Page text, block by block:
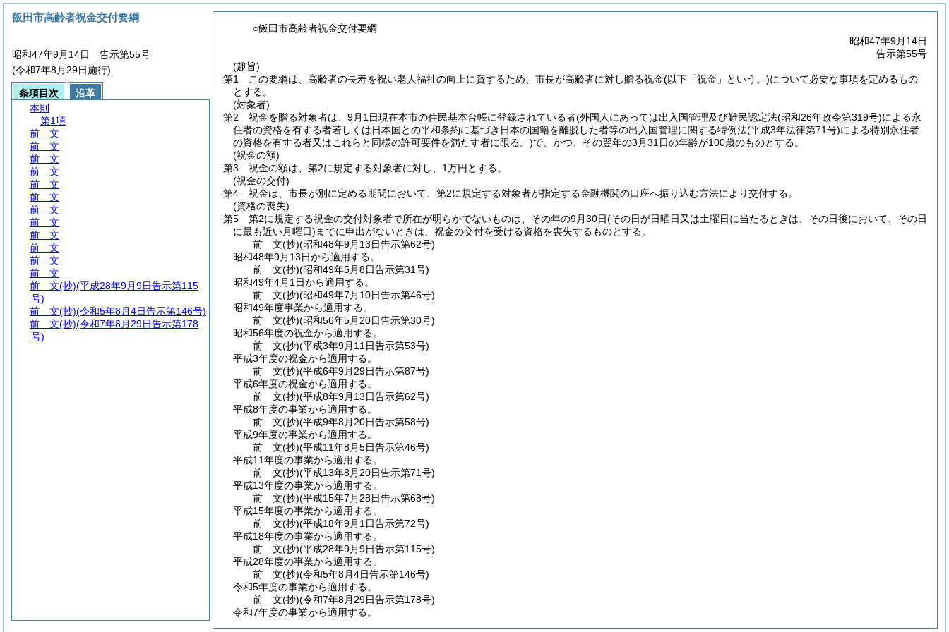
○飯田市高齢者祝金交付要綱
昭和47年9月14日
告示第55号
(趣旨)
第1 この要綱は、高齢者の長寿を祝い老人福祉の向上に資するため、市長が高齢者に対し贈る祝金(以下「祝金」という。)について必要な事項を定めるもの
とする。
(対象者)
第2 祝金を贈る対象者は、9月1日現在本市の住民基本台帳に登録されている者(外国人にあっては出入国管理及び難民認定法(昭和26年政令第319号)による永
住者の資格を有する者若しくは日本国との平和条約に基づき日本の国籍を離脱した者等の出入国管理に関する特例法(平成3年法律第71号)による特別永住者
の資格を有する者又はこれらと同様の許可要件を満たす者に限る。)で、かつ、その翌年の3月31日の年齢が100歳のものとする。
(祝金の額)
第3 祝金の額は、第2に規定する対象者に対し、1万円とする。
(祝金の交付)
第4 祝金は、市長が別に定める期間において、第2に規定する対象者が指定する金融機関の口座へ振り込む方法により交付する。
(資格の喪失)
第5 第2に規定する祝金の交付対象者で所在が明らかでないものは、その年の9月30日(その日が日曜日又は土曜日に当たるときは、その日後において、その日
に最も近い月曜日) までに申出がないときは、祝金の交付を受ける資格を喪失するものとする。
前文(抄)(昭和48年9月13日告示第62号)
昭和48年9月13日から適用する。
前文(抄)(昭和49年5月8日告示第31号)
昭和49年4月1日から適用する。
前文(抄)(昭和49年7月10日告示第46号)
昭和49年度事業から適用する。
前文(抄)(昭和56年5月20日告示第30号)
昭和56年度の祝金から適用する。
前文(抄)(平成3年9月11日告示第53号)
平成3年度の祝金から適用する。
前文(抄)(平成6年9月29日告示第87号)
平成6年度の祝金から適用する。
前文(抄)(平成8年9月13日告示第62号)
平成8年度の事業から適用する。
前文(抄)(平成9年8月20日告示第58号)
平成9年度の事業から適用する。
前文(抄)(平成11年8月5日告示第46号)
平成11年度の事業から適用する。
前文(抄)(平成13年8月20日告示第71号)
平成13年度の事業から適用する。
前文(抄)(平成15年7月28日告示第68号)
平成15年度の事業から適用する。
前文(抄)(平成18年9月1日告示第72号)
平成18年度の事業から適用する。
前文(抄)(平成28年9月9日告示第115号)
平成28年度の事業から適用する。
前文(抄)(令和5年8月4日告示第146号)
令和5年度の事業から適用する。
前文(抄)(令和7年8月29日告示第178号)
令和7年度の事業から適用する。
飯田市高齢者祝金交付要綱
昭和47年9月14日 告示第55号
(令和7年8月29日施行)
条項目次
沿革
本則
第1項
前 文
前 文
前 文
前 文
前 文
前 文
前 文
前 文
前 文
前 文
前 文
前 文
前 文(抄)(平成28年9月9日告示第115
号)
前 文(抄)(令和5年8月4日告示第146号)
前 文(抄)(令和7年8月29日告示第178
号)